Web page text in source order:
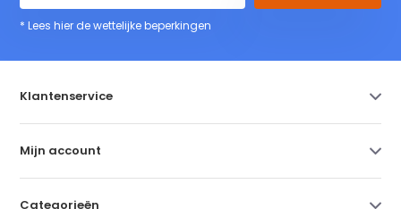
* Lees hier de wettelijke beperkingen
Klantenservice
Mijn account
Categorieën